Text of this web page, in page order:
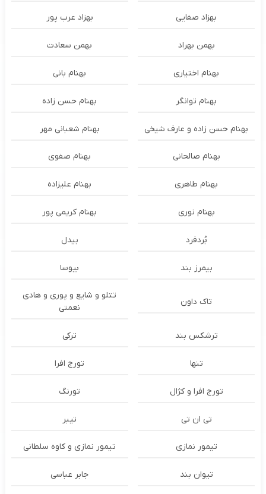
بهزاد صفایی بهزاد عرب پور
بهمن بهراد بهمن سعادت
بهنام اختیاری بهنام بانی
بهنام توانگر بهنام حسن زاده
بهنام حسن زاده و عارف شیخی بهنام شعبانی مهر
بهنام صالحانی بهنام صفوی
بهنام طاهری بهنام علیزاده
بهنام نوری بهنام کریمی پور
بُردفرد بیدل
بیمرز بند بیوسا
تاک داون
تتلو و شایع و پوری و هادی
نعمتی
ترشكس بند ترکی
تنها تورج افرا
تورج افرا و کژال تورنگ
تی ان تی تیبر
تیمور نمازی تیمور نمازی و کاوه سلطانی
تیوان بند جابر عباسی